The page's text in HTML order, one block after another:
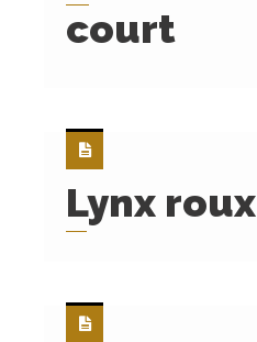
court
Lynx roux